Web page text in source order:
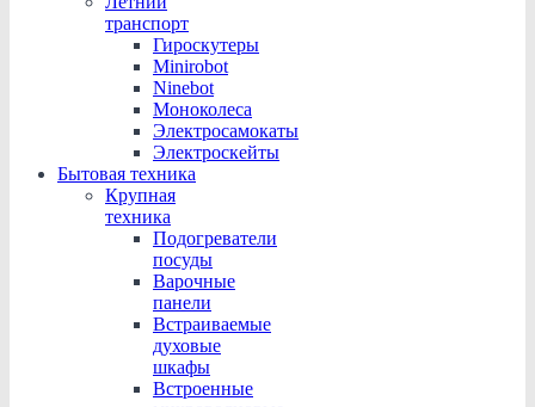
транспорт
Гироскутеры
Minirobot
Ninebot
Моноколеса
Электросамокаты
Электроскейты
Бытовая техника
Крупная
техника
Подогреватели
посуды
Варочные
панели
Встраиваемые
духовые
шкафы
Встроенные